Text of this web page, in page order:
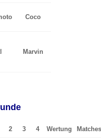
Coco
Marvin
2 3 4 Wertung Matches